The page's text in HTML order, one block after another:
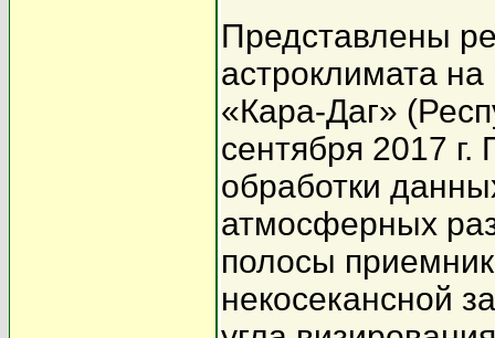
Представлены
астроклимата
«Кара-Даг»
сентября 2017
обработки
атмосферных
полосы
некосекансной